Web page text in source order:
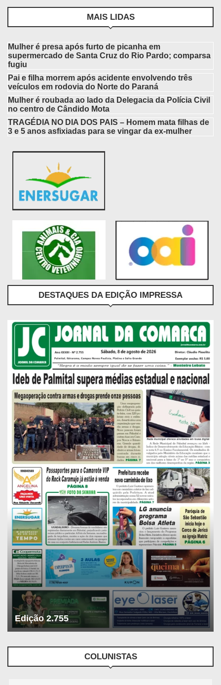
MAIS LIDAS
Mulher é presa após furto de picanha em
supermercado de Santa Cruz do Rio Pardo; comparsa
fugiu
Pai e filha morrem após acidente envolvendo três
veículos em rodovia do Norte do Paraná
Mulher é roubada ao lado da Delegacia da Polícia Civil
no centro de Cândido Mota
TRAGÉDIA NO DIA DOS PAIS – Homem mata filhas de
3 e 5 anos asfixiadas para se vingar da ex-mulher
DESTAQUES DA EDIÇÃO IMPRESSA
Edição 2.755
COLUNISTAS